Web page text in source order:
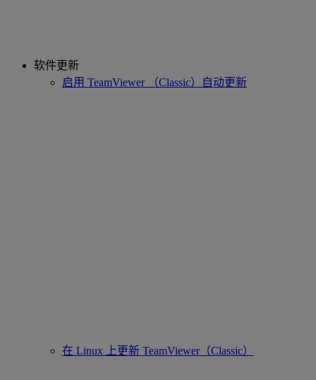
软件更新
启用 TeamViewer （Classic）自动更新
在 Linux 上更新 TeamViewer（Classic）